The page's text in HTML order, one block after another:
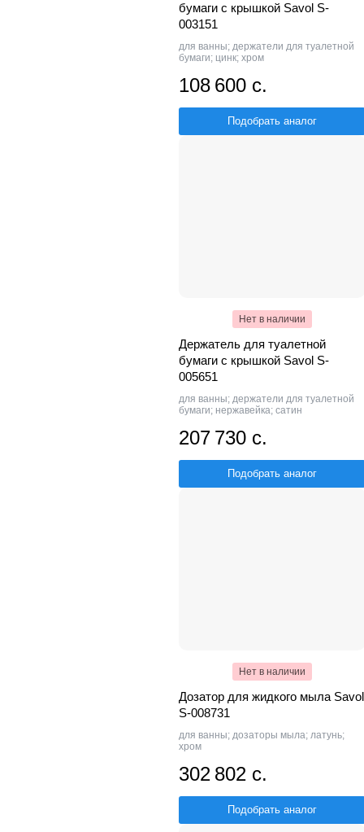
бумаги с крышкой Savol S-
003151
для ванны; держатели для туалетной
бумаги; цинк; хром
108 600 с.
Подобрать аналог
Нет в наличии
Держатель для туалетной
бумаги с крышкой Savol S-
005651
для ванны; держатели для туалетной
бумаги; нержавейка; сатин
207 730 с.
Подобрать аналог
Нет в наличии
Дозатор для жидкого мыла Savol
S-008731
для ванны; дозаторы мыла; латунь;
хром
302 802 с.
Подобрать аналог